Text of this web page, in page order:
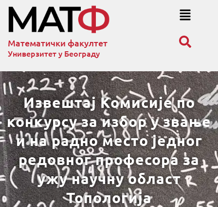
Математички факултет
Универзитет у Београду
Извештај Комисије по
конкурсу за избор у звање
и на радно место једног
редовног професора за
ужу научну област
Топологија